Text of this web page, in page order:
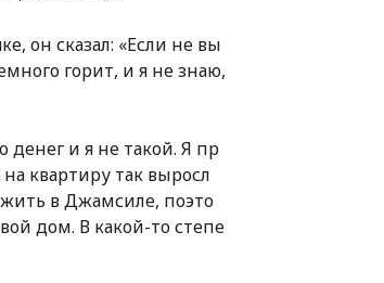
он сказал: «Если не вы
горит, и я не знаю,
и я не такой. Я пр
на квартиру так выросл
в Джамсиле, поэто
дом. В какой-то степе